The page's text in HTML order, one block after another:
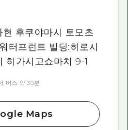
현 후쿠야마시 토모초
터프런트 빌딩:히로시
히가시고쇼마치 9-1
버스 약 30분
Maps